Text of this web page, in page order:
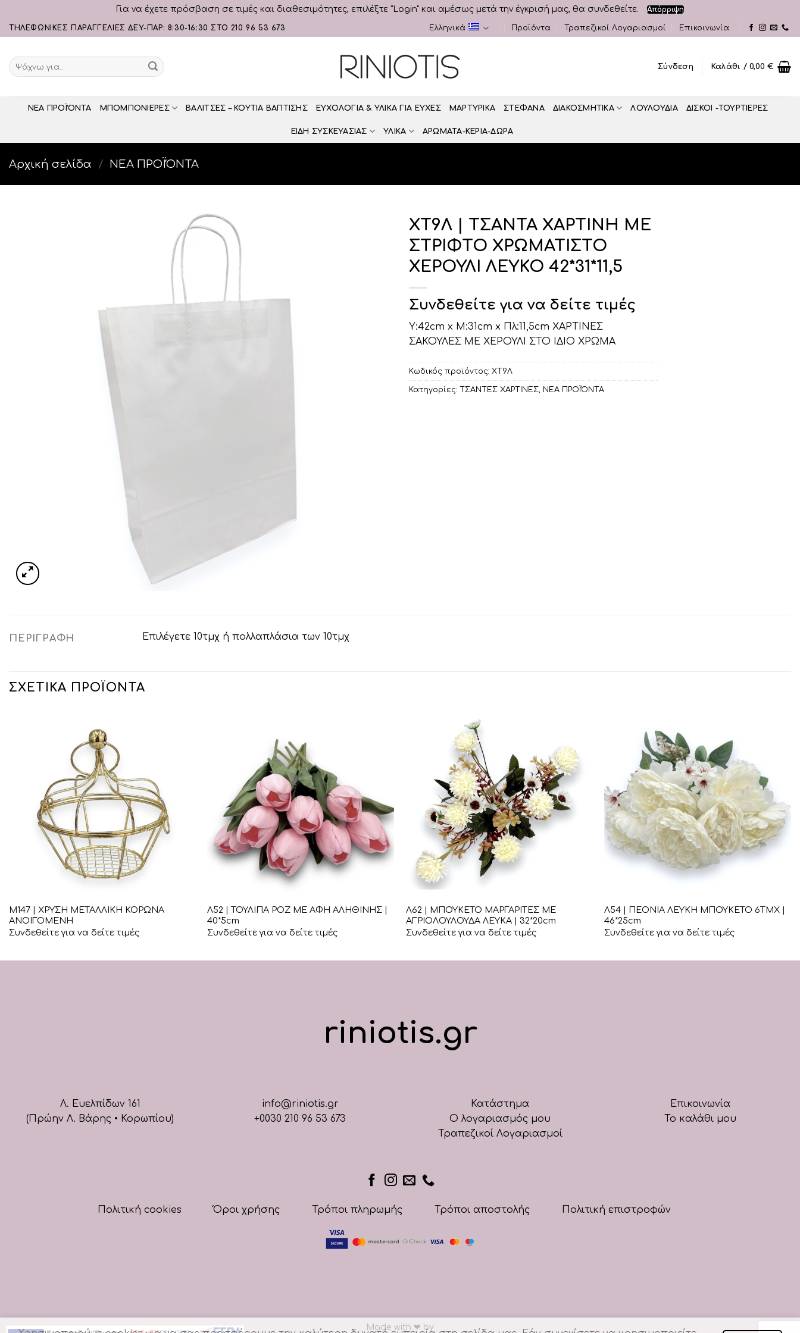
Για να έχετε πρόσβαση σε τιμές και διαθεσιμότητες, επιλέξτε "Login" και αμέσως μετά την έγκρισή μας, θα συνδεθείτε. Απόρριψη
Skip
to
content
ΤΗΛΕΦΩΝΙΚΕΣ ΠΑΡΑΓΓΕΛΙΕΣ ΔΕΥ-ΠΑΡ: 8:30-16:30 ΣΤΟ 210 96 53 673 Ελληνικά Προϊόντα Τραπεζικοί Λογαριασμοί Επικοινωνία
Αναζήτηση
για:
Σύνδεση Καλάθι /0,00€
ΝΕΑ ΠΡΟΪΌΝΤΑ ΜΠΟΜΠΟΝΙΕΡΕΣ ΒΑΛΙΤΣΕΣ – ΚΟΥΤΙΑ ΒΑΠΤΙΣΗΣ ΕΥΧΟΛΟΓΙΑ & ΥΛΙΚΑ ΓΙΑ ΕΥΧΕΣ ΜΑΡΤΥΡΙΚΑ ΣΤΕΦΑΝΑ ΔΙΑΚΟΣΜΗΤΙΚA ΛΟΥΛΟΥΔΙΑ ΔΙΣΚΟΙ -ΤΟΥΡΤΙΕΡΕΣ
ΕΙΔΗ ΣΥΣΚΕΥΑΣΙΑΣ ΥΛΙΚΑ ΑΡΩΜΑΤΑ-ΚΕΡΙΑ-ΔΩΡΑ
Αρχική σελίδα / ΝΕΑ ΠΡΟΪΌΝΤΑ
ΧΤ9Λ | ΤΣΑΝΤΑ ΧΑΡΤΙΝΗ ΜΕ
ΣΤΡΙΦΤΟ ΧΡΩΜΑΤΙΣΤΟ
ΧΕΡΟΥΛΙ ΛΕΥΚΟ 42*31*11,5
Συνδεθείτε για να δείτε τιμές
Υ:42cm x Μ:31cm x Πλ:11,5cm ΧΑΡΤΙΝΕΣ
ΣΑΚΟΥΛΕΣ ΜΕ ΧΕΡΟΥΛΙ ΣΤΟ ΙΔΙΟ ΧΡΩΜΑ
Κωδικός προϊόντος: ΧΤ9Λ
Κατηγορίες: ΤΣΑΝΤΕΣ ΧΑΡΤΙΝΕΣ, ΝΕΑ ΠΡΟΪΌΝΤΑ
ΠΕΡΙΓΡΑΦΉ Επιλέγετε 10τμχ ή πολλαπλάσια των 10τμχ
ΣΧΕΤΙΚΆ ΠΡΟΪΌΝΤΑ
Μ147 | ΧΡΥΣΗ ΜΕΤΑΛΛΙΚΗ ΚΟΡΩΝΑ
ΑΝΟΙΓΟΜΕΝΗ
Συνδεθείτε για να δείτε τιμές
Λ52 | ΤΟΥΛΙΠΑ ΡΟΖ ΜΕ ΑΦΗ ΑΛΗΘΙΝΗΣ |
40*5cm
Συνδεθείτε για να δείτε τιμές
Λ62 | ΜΠΟΥΚΕΤΟ ΜΑΡΓΑΡΙΤΕΣ ΜΕ
ΑΓΡΙΟΛΟΥΛΟΥΔΑ ΛΕΥΚΑ | 32*20cm
Συνδεθείτε για να δείτε τιμές
Λ54 | ΠΕΟΝΙΑ ΛΕΥΚΗ ΜΠΟΥΚΕΤΟ 6ΤΜΧ |
46*25cm
Συνδεθείτε για να δείτε τιμές
riniotis.gr
Λ. Ευελπίδων 161
(Πρώην Λ. Βάρης • Κορωπίου)
info@riniotis.gr
+0030 210 96 53 673
Κατάστημα
Ο λογαριασμός μου
Τραπεζικοί Λογαριασμοί
Επικοινωνία
Το καλάθι μου
Πολιτική cookies Όροι χρήσης Τρόποι πληρωμής Τρόποι αποστολής Πολιτική επιστροφών
Made with ❤ by